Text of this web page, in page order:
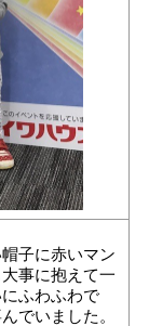
子に赤いマン
事に抱えて一
ふわふわで
でいました。